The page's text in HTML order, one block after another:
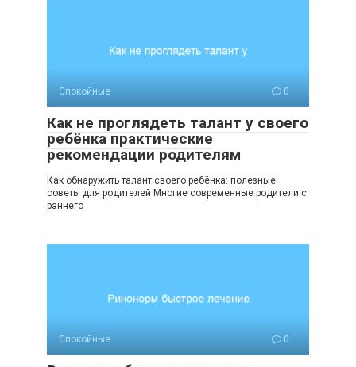
Спокойные 0
Как не проглядеть талант у своего
ребёнка практические
рекомендации родителям
Как обнаружить талант своего ребёнка: полезные
советы для родителей Многие современные родители с
раннего
Спокойные 0